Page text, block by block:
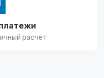
расчет